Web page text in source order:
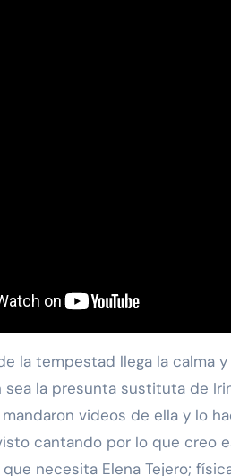
la tempestad llega la calma
sea la presunta sustituta de
videos de ella y lo
cantando por lo que creo
necesita Elena Tejero;